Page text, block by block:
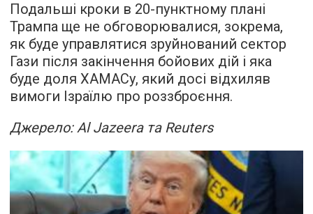
Подальші кроки в 20-пунктному плані
Трампа ще не обговорювалися, зокрема,
як буде управлятися зруйнований сектор
Гази після закінчення бойових дій і яка
буде доля ХАМАСу, який досі відхиляв
вимоги Ізраїлю про роззброєння.
Джерело: Al Jazeera та Reuters